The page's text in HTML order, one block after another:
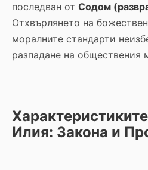
последван от Содом
Отхвърлянето на
моралните стандарти
разпадане на обществения
Илия: Закона и